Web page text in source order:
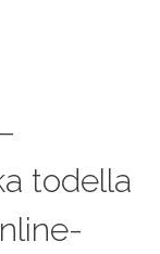
todella